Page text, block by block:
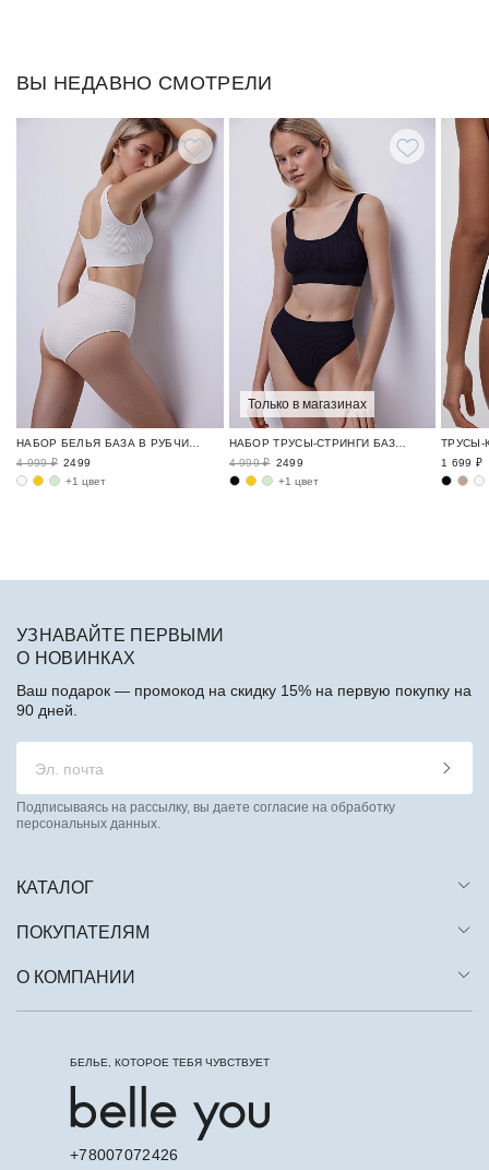
ВЫ НЕДАВНО СМОТРЕЛИ
НАБОР БЕЛЬЯ БАЗА В РУБЧИК / RIBBED BASE
4 999 ₽ 2499
+1 цвет
Только в магазинах
НАБОР ТРУСЫ-СТРИНГИ БАЗА В РУБЧИК / RIBBED BASE
4 999 ₽ 2499
+1 цвет
1 699 ₽
КАТАЛОГ
ПОКУПАТЕЛЯМ
О КОМПАНИИ
УЗНАВАЙТЕ ПЕРВЫМИ
О НОВИНКАХ
Ваш подарок — промокод на скидку 15% на первую покупку на
90 дней.
Подписываясь на рассылку, вы даете согласие на обработку
персональных данных.
БЕЛЬЕ, КОТОРОЕ ТЕБЯ ЧУВСТВУЕТ
+78007072426